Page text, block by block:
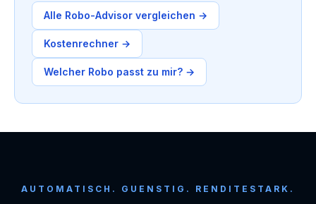
Alle Robo-Advisor vergleichen →
Kostenrechner →
Welcher Robo passt zu mir? →
AUTOMATISCH. GUENSTIG. RENDITESTARK.